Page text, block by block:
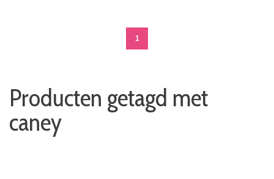
1
Producten getagd met
caney